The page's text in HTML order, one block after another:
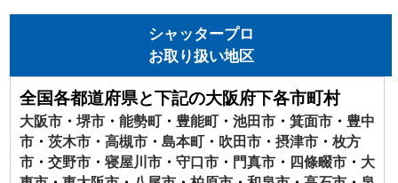
シャッタープロ
お取り扱い地区
全国各都道府県と下記の大阪府下各市町村
大阪市 ・堺市 ・能勢町 ・豊能町 ・池田市 ・箕面市 ・豊中
市 ・茨木市 ・ 高槻市 ・島本町 ・ 吹田市 ・摂津市 ・枚方
市 ・交野市 ・寝屋川市 ・守口市 ・ 門真市 ・ 四條畷市 ・ 大